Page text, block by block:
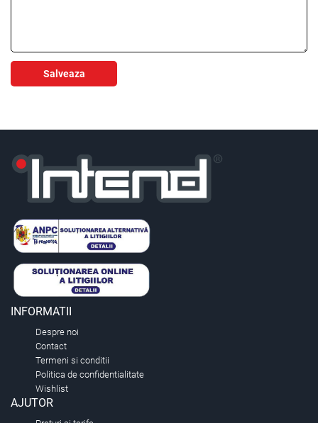
Salveaza
INFORMATII
Despre noi
Contact
Termeni si conditii
Politica de confidentialitate
Wishlist
AJUTOR